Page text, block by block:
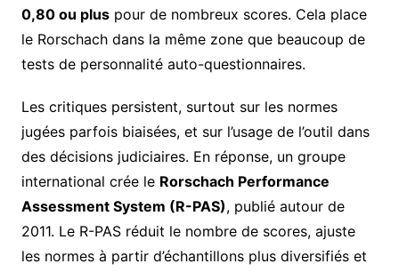
0,80 ou pluspour de nombreux scores. Cela place
le Rorschach dans la même zone que beaucoup de
tests de personnalité auto-questionnaires.
Les critiques persistent, surtout sur les normes
jugées parfois biaisées, et sur l’usage de l’outil dans
des décisions judiciaires. En réponse, un groupe
international crée le Rorschach Performance
Assessment System (R-PAS), publié autour de
2011. Le R-PAS réduit le nombre de scores, ajuste
les normes à partir d’échantillons plus diversifiés et